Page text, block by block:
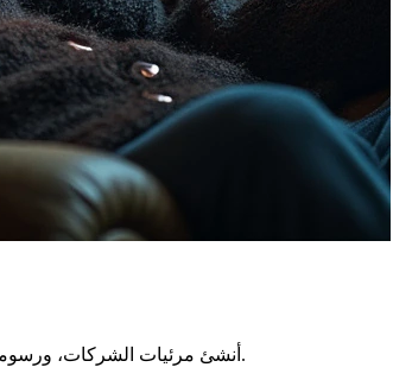
أنشئ مرئيات الشركات، ورسومات العروض التقديمية، وصور الهيدشوت الاحترافية التي تعزز هوية علامتك التجارية وتُظهر الخبرة بشكل فعال.